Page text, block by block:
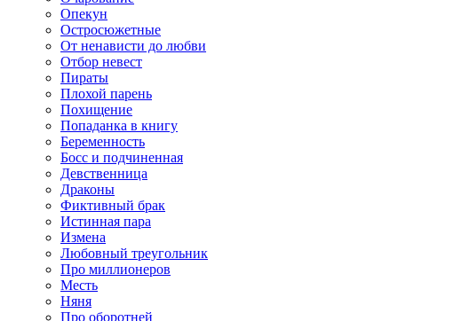
Опекун
Остросюжетные
От ненависти до любви
Отбор невест
Пираты
Плохой парень
Похищение
Попаданка в книгу
Беременность
Босс и подчиненная
Девственница
Драконы
Фиктивный брак
Истинная пара
Измена
Любовный треугольник
Про миллионеров
Месть
Няня
Про оборотней